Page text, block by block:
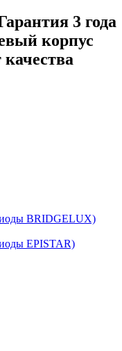
BRIDGELUX)
EPISTAR)